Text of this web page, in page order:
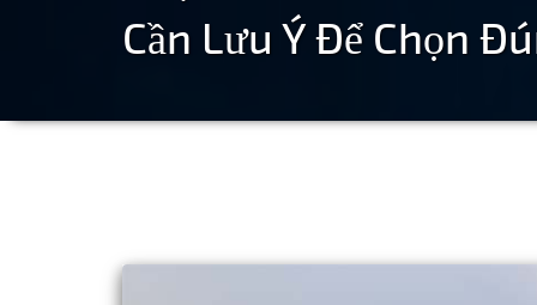
Cần Lưu Ý Để Chọn